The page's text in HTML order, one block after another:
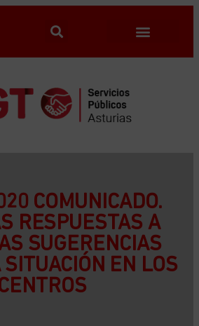
COMUNICADO.
RESPUESTAS A
SUGERENCIAS
EN LOS